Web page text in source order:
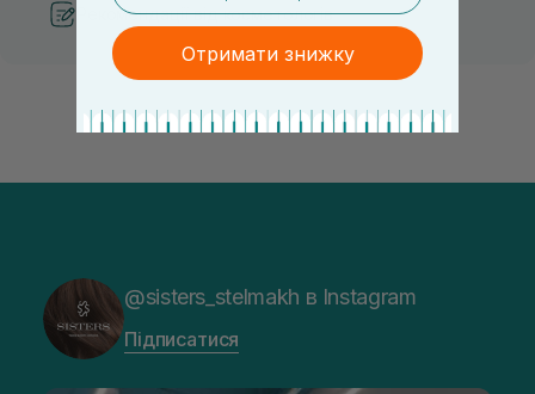
Рекомендації від косметологів
@sisters_stelmakh в Instagram
Підписатися
Отримати знижку